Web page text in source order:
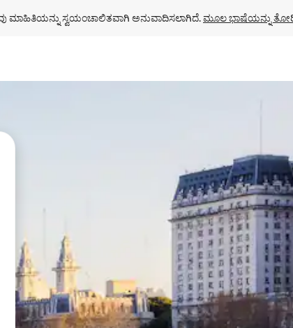
ಮಾಹಿತಿಯನ್ನು ಸ್ವಯಂಚಾಲಿತವಾಗಿ ಅನುವಾದಿಸಲಾಗಿದೆ. ಮೂಲ ಭಾಷೆಯನ್ನು
ನ್ಯಾವಿಗೇಟ್ ಮಾಡಿ ಅಥವಾ ಸ್ಪರ್ಶ ಅಥವಾ ಸ್ವೈಪ್ ಗೆಸ್ಚರ್‌ಗಳ ಮೂಲಕ ಅನ್ವೇಷಿಸಿ.